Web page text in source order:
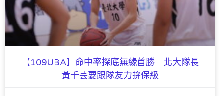
【109UBA】命中率探底無緣首勝 北大隊長
黃千芸要跟隊友力拚保級